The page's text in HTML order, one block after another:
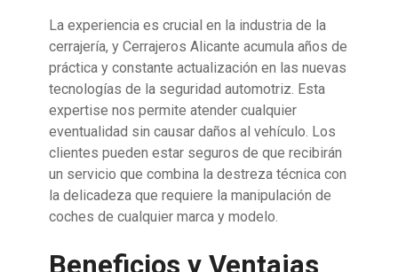
La experiencia es crucial en la industria de la
cerrajería, y Cerrajeros Alicante acumula años de
práctica y constante actualización en las nuevas
tecnologías de la seguridad automotriz. Esta
expertise nos permite atender cualquier
eventualidad sin causar daños al vehículo. Los
clientes pueden estar seguros de que recibirán
un servicio que combina la destreza técnica con
la delicadeza que requiere la manipulación de
coches de cualquier marca y modelo.
Beneficios y Ventajas